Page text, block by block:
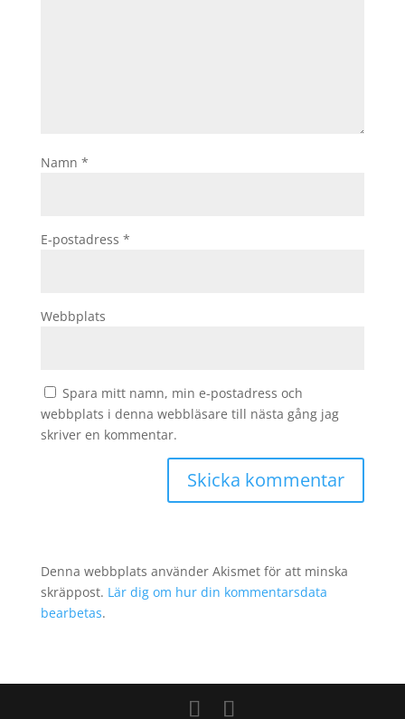
Namn *
E-postadress *
Webbplats
Spara mitt namn, min e-postadress och
webbplats i denna webbläsare till nästa gång jag
skriver en kommentar.
Denna webbplats använder Akismet för att minska
skräppost. Lär dig om hur din kommentarsdata
bearbetas.